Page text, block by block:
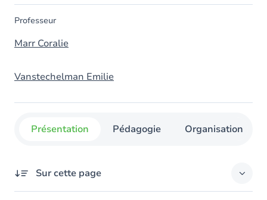
Professeur
Marr Coralie
Vanstechelman Emilie
Présentation Pédagogie Organisation
Sur cette page